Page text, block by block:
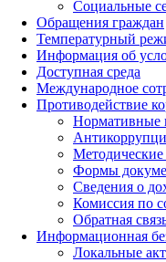
Социальные
Обращения граждан
Температурный
Информация об
Доступная среда
Международное
Противодействие
Нормативные
Формы
Сведения о
Комиссия по
Обратная
Информационная
Локальные